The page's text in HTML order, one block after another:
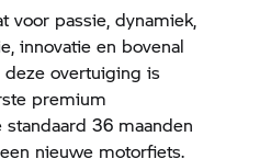
voor passie, dynamiek,
innovatie en bovenal
deze overtuiging is
premium
36 maanden
nieuwe motorfiets.